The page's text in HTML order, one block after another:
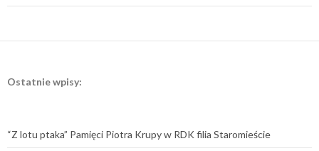
Ostatnie wpisy:
“Z lotu ptaka” Pamięci Piotra Krupy w RDK filia Staromieście